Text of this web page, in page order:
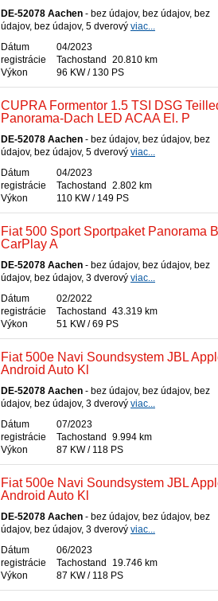
DE-52078 Aachen - bez údajov, bez údajov, bez
údajov, bez údajov, 5 dverový viac...
Dátum
registrácie
04/2023
Tachostand
20.810 km
Výkon
96 KW / 130 PS
CUPRA Formentor 1.5 TSI DSG
Panorama-Dach LED ACAA El. P
DE-52078 Aachen - bez údajov, bez údajov, bez
údajov, bez údajov, 5 dverový viac...
Dátum
registrácie
04/2023
Tachostand
2.802 km
Výkon
110 KW / 149 PS
Fiat 500 Sport Sportpaket Panorama
CarPlay A
DE-52078 Aachen - bez údajov, bez údajov, bez
údajov, bez údajov, 3 dverový viac...
Dátum
registrácie
02/2022
Tachostand
43.319 km
Výkon
51 KW / 69 PS
Fiat 500e Navi Soundsystem JBL
Android Auto Kl
DE-52078 Aachen - bez údajov, bez údajov, bez
údajov, bez údajov, 3 dverový viac...
Dátum
registrácie
07/2023
Tachostand
9.994 km
Výkon
87 KW / 118 PS
Fiat 500e Navi Soundsystem JBL
Android Auto Kl
DE-52078 Aachen - bez údajov, bez údajov, bez
údajov, bez údajov, 3 dverový viac...
Dátum
registrácie
06/2023
Tachostand
19.746 km
Výkon
87 KW / 118 PS